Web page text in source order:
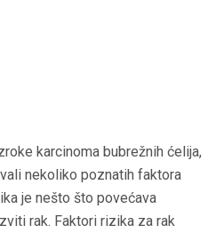
karcinoma bubrežnih ćelija,
nekoliko poznatih faktora
je nešto što povećava
rak. Faktori rizika za rak